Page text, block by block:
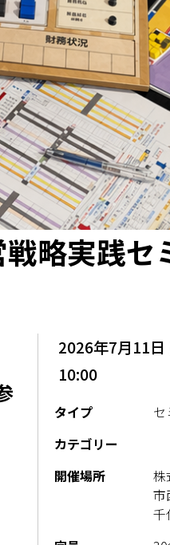
戦略実践
2026年7月11
10:00
タイプ
カテゴリー
開催場所
株
市
千